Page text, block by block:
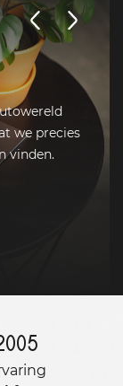
we precies
vinden.